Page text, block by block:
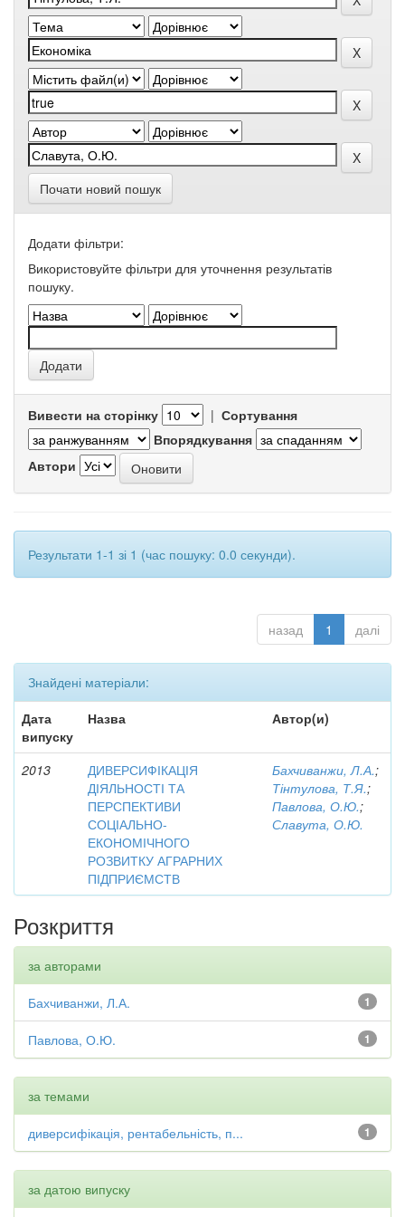
Почати новий пошук
Додати фільтри:
Використовуйте фільтри для уточнення результатів
пошуку.
Вивести на сторінку | Сортування
Впорядкування
Автори
Результати 1-1 зі 1 (час пошуку: 0.0 секунди).
назад 1 далі
Знайдені матеріали:
Дата
випуску
Назва Автор(и)
2013
ДИВЕРСИФІКАЦІЯ
ДІЯЛЬНОСТІ ТА
ПЕРСПЕКТИВИ
СОЦІАЛЬНО-
ЕКОНОМІЧНОГО
РОЗВИТКУ АГРАРНИХ
ПІДПРИЄМСТВ
Бахчиванжи, Л.А.;
Тінтулова, Т.Я.;
Павлова, О.Ю.;
Славута, О.Ю.
Розкриття
за авторами
1
Бахчиванжи, Л.А.
1
Павлова, О.Ю.
за темами
1
диверсифікація, рентабельність, п...
за датою випуску